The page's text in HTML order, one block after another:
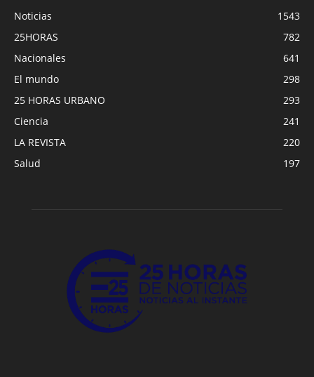
Noticias
1543
25HORAS
782
Nacionales
641
El mundo
298
25 HORAS URBANO
293
Ciencia
241
LA REVISTA
220
Salud
197